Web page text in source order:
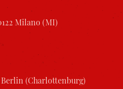
Milano (MI)
Berlin (Charlottenburg)